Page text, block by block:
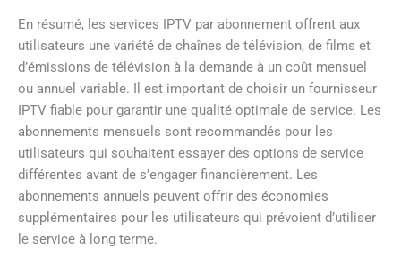
En résumé, les services IPTV par abonnement offrent aux
utilisateurs une variété de chaînes de télévision, de films et
d’émissions de télévision à la demande à un coût mensuel
ou annuel variable. Il est important de choisir un fournisseur
IPTV fiable pour garantir une qualité optimale de service. Les
abonnements mensuels sont recommandés pour les
utilisateurs qui souhaitent essayer des options de service
différentes avant de s’engager financièrement. Les
abonnements annuels peuvent offrir des économies
supplémentaires pour les utilisateurs qui prévoient d’utiliser
le service à long terme.